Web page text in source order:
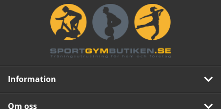
Information
Om oss